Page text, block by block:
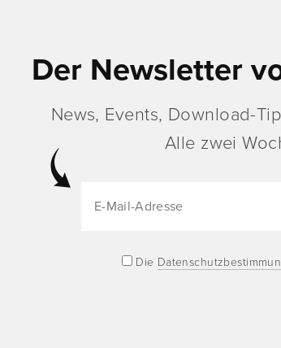
Der Newsletter
News, Events, Download-
Alle zwei
Die